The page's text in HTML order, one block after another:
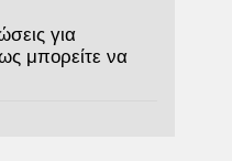
για
μπορείτε να